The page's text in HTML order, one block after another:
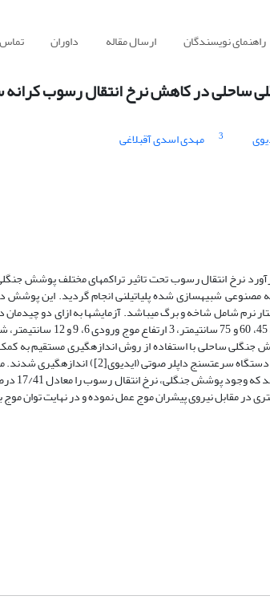
راهنمای نویسندگان ارسال مقاله داوران تماس
ساحلی در کاهش نرخ انتقال رسوب
3 مهدی اسدی آقبلاغی
نرخ انتقال رسوب تحت تاثیر تراکم­های مختلف پوشش
متحرک تکیه­گاه لبه چاقویی و سرعت موج با
تعیین
در مقابل نیروی پیشران موج عمل نموده و در نهایت توان